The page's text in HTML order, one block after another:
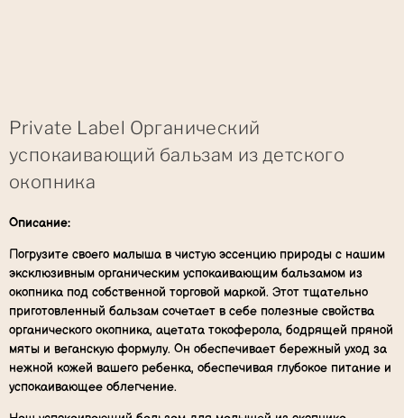
Private Label Органический
успокаивающий бальзам из детского
окопника
Описание:
Погрузите своего малыша в чистую эссенцию природы с нашим
эксклюзивным органическим успокаивающим бальзамом из
окопника под собственной торговой маркой. Этот тщательно
приготовленный бальзам сочетает в себе полезные свойства
органического окопника, ацетата токоферола, бодрящей пряной
мяты и веганскую формулу. Он обеспечивает бережный уход за
нежной кожей вашего ребенка, обеспечивая глубокое питание и
успокаивающее облегчение.